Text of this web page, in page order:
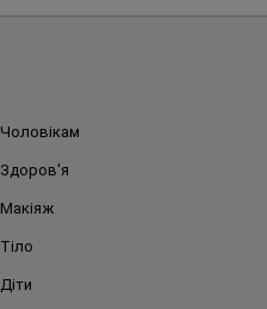
Чоловікам
Здоров'я
Макіяж
Тіло
Діти